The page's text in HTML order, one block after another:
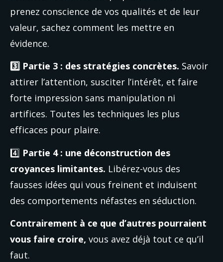
prenez conscience de vos qualités et de leur
valeur, sachez comment les mettre en
évidence.
3️⃣ Partie 3 : des stratégies concrètes. Savoir
attirer l’attention, susciter l’intérêt, et faire
forte impression sans manipulation ni
artifices. Toutes les techniques les plus
efficaces pour plaire.
4️⃣ Partie 4 : une déconstruction des
croyances limitantes. Libérez-vous des
fausses idées qui vous freinent et induisent
des comportements néfastes en séduction.
Contrairement à ce que d’autres pourraient
vous faire croire, vous avez déjà tout ce qu’il
faut.